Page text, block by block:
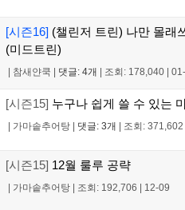
[시즌16] (챌린저 트린) 나만 몰래
(미드트린)
| 참새얀쿡 | 댓글: 4개 | 조회: 178,040 |
[시즌15] 누구나 쉽게 쓸 수 있는
| 가마솥추어탕 | 댓글: 3개 | 조회: 371,602
[시즌15] 12월 룰루 공략
| 가마솥추어탕 | 조회: 192,706 | 12-09